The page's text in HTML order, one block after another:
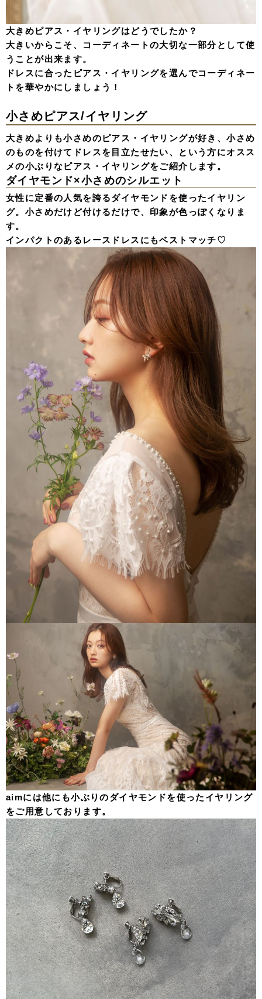
大きめピアス・イヤリングはどうでしたか？
大きいからこそ、コーディネートの大切な一部分として使
うことが出来ます。
ドレスに合ったピアス・イヤリングを選んでコーディネー
トを華やかにしましょう！
小さめピアス/イヤリング
大きめよりも小さめのピアス・イヤリングが好き、小さめ
のものを付けてドレスを目立たせたい、という方にオスス
メの小ぶりなピアス・イヤリングをご紹介します。
ダイヤモンド×小さめのシルエット
女性に定番の人気を誇るダイヤモンドを使ったイヤリン
グ。小さめだけど付けるだけで、印象が色っぽくなりま
す。
インパクトのあるレースドレスにもベストマッチ♡
aimには他にも小ぶりのダイヤモンドを使ったイヤリング
をご用意しております。